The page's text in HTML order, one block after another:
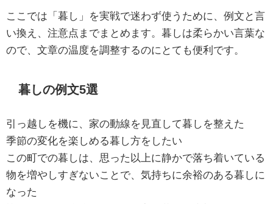
ここでは「暮し」を実戦で迷わず使うために、例文と言
い換え、注意点までまとめます。暮しは柔らかい言葉な
ので、文章の温度を調整するのにとても便利です。
暮しの例文5選
引っ越しを機に、家の動線を見直して暮しを整えた
季節の変化を楽しめる暮し方をしたい
この町での暮しは、思った以上に静かで落ち着いている
物を増やしすぎないことで、気持ちに余裕のある暮しに
なった